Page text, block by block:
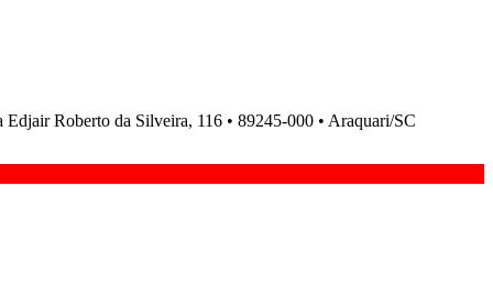
Roberto da Silveira, 116 • 89245-000 • Araquari/SC